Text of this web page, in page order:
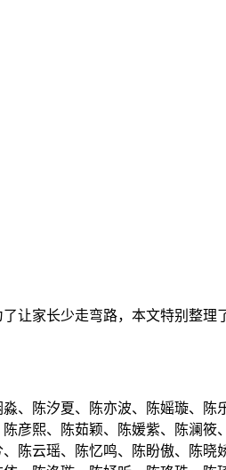
让家长少走弯路，本文特别整
、陈汐夏、陈亦波、陈媱璇、
彦熙、陈茹颖、陈媛紫、陈澜
陈云瑶、陈忆鸣、陈盼傲、陈